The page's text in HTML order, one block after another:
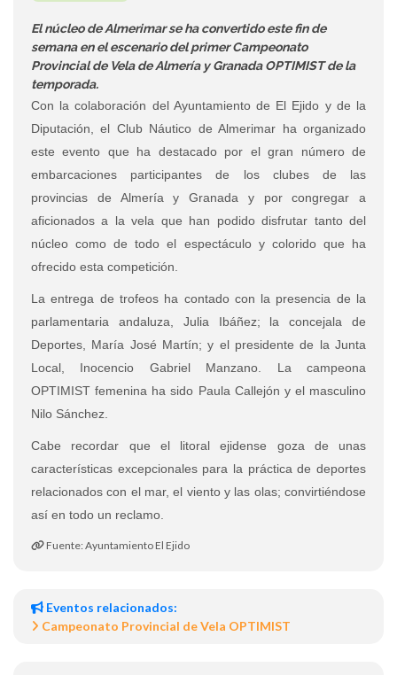
El núcleo de Almerimar se ha convertido este fin de
semana en el escenario del primer Campeonato
Provincial de Vela de Almería y Granada OPTIMIST de la
temporada.
Con la colaboración del Ayuntamiento de El Ejido y de la
Diputación, el Club Náutico de Almerimar ha organizado
este evento que ha destacado por el gran número de
embarcaciones participantes de los clubes de las
provincias de Almería y Granada y por congregar a
aficionados a la vela que han podido disfrutar tanto del
núcleo como de todo el espectáculo y colorido que ha
ofrecido esta competición.
La entrega de trofeos ha contado con la presencia de la
parlamentaria andaluza, Julia Ibáñez; la concejala de
Deportes, María José Martín; y el presidente de la Junta
Local, Inocencio Gabriel Manzano. La campeona
OPTIMIST femenina ha sido Paula Callejón y el masculino
Nilo Sánchez.
Cabe recordar que el litoral ejidense goza de unas
características excepcionales para la práctica de deportes
relacionados con el mar, el viento y las olas; convirtiéndose
así en todo un reclamo.
Fuente: Ayuntamiento El Ejido
Eventos relacionados:
Campeonato Provincial de Vela OPTIMIST